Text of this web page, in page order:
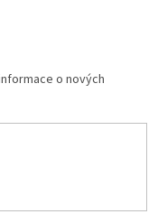
o nových